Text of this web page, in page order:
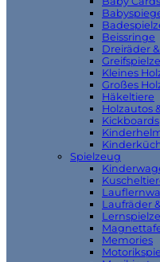
Beissringe
Dreiräder
Kleines
Großes
Häkeltiere
Holzautos
Kickboards
Spielzeug
Laufräder
Memories